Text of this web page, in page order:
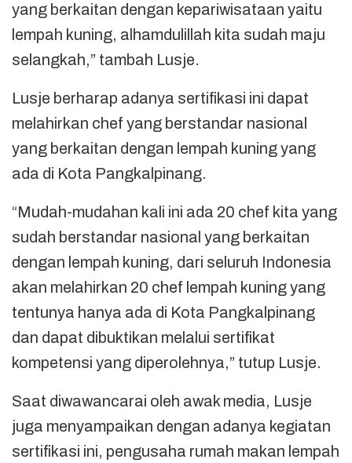
yang berkaitan dengan kepariwisataan yaitu
lempah kuning, alhamdulillah kita sudah maju
selangkah,” tambah Lusje.
Lusje berharap adanya sertifikasi ini dapat
melahirkan chef yang berstandar nasional
yang berkaitan dengan lempah kuning yang
ada di Kota Pangkalpinang.
“Mudah-mudahan kali ini ada 20 chef kita yang
sudah berstandar nasional yang berkaitan
dengan lempah kuning, dari seluruh Indonesia
akan melahirkan 20 chef lempah kuning yang
tentunya hanya ada di Kota Pangkalpinang
dan dapat dibuktikan melalui sertifikat
kompetensi yang diperolehnya,” tutup Lusje.
Saat diwawancarai oleh awak media, Lusje
juga menyampaikan dengan adanya kegiatan
sertifikasi ini, pengusaha rumah makan lempah